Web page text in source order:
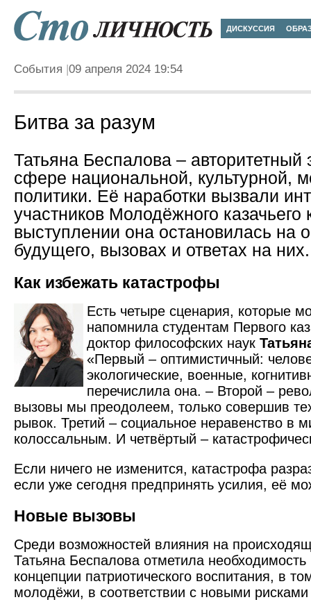
ДИСКУССИЯ
События 09 апреля 2024 19:54
Битва за разум
Татьяна Беспалова – авторитетный
сфере национальной, культурной,
политики. Её наработки вызвали
участников Молодёжного казачьего
выступлении она остановилась на
будущего, вызовах и ответах на них.
Как избежать катастрофы
Есть четыре сценария, которые
напомнила студентам Первого
доктор философских наук
«Первый – оптимистичный:
экологические, военные,
перечислила она. – Второй –
вызовы мы преодолеем, только совершив
рывок. Третий – социальное неравенство в
колоссальным. И четвёртый –
Если ничего не изменится, катастрофа
если уже сегодня предпринять усилия, её
Новые вызовы
Среди возможностей влияния на
Татьяна Беспалова отметила
концепции патриотического воспитания, в
молодёжи, в соответствии с новыми